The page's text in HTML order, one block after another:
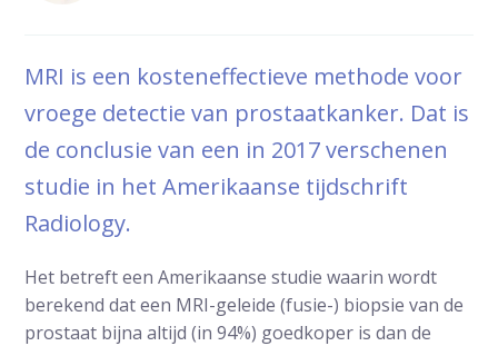
MRI is een kosteneffectieve methode voor
vroege detectie van prostaatkanker. Dat is
de conclusie van een in 2017 verschenen
studie in het Amerikaanse tijdschrift
Radiology.
Het betreft een Amerikaanse studie waarin wordt
berekend dat een MRI-geleide (fusie-) biopsie van de
prostaat bijna altijd (in 94%) goedkoper is dan de